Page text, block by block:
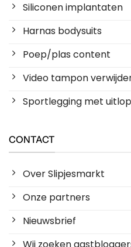
Siliconen implantaten
Harnas bodysuits
Poep/plas content
Video tampon
Sportlegging met
CONTACT
Over Slipjesmarkt
Onze partners
Nieuwsbrief
Wij zoeken